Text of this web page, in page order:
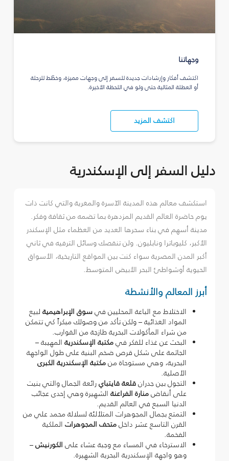
وجهاتنا
اكتشف أفكار وإرشادات جديدة للسفر إلى وجهات مميزة، وخطّط للرحلة
أو العطلة المثالية حتى ولو في اللحظة الأخيرة.
اكتشف المزيد
دليل السفر إلى الإسكندرية
استكشف معالم هذه المدينة الآسرة والمغرية والتي كانت ذات
يوم حاضرة العالم القديم المزدهرة بما تضمه من ثقافة وفكر.
مدينة أسهم في بناء سحرها العديد من العظماء مثل الإسكندر
الأكبر، كليوباترا ونابليون. ولن تنقصك وسائل الترفيه في ثاني
أكبر المدن المصرية سواء كنت بين المواقع التاريخية، الأسواق
الحيوية أوشواطئ البحر الأبيض المتوسط.
أبرز المعالم والأنشطة
الاختلاط مع الباعة المحليين فيسوق الإبراهيميةلبيع
المواد الغذائية – ولكن تأكد من وصولك مبكراً كي تتمكن
من شراء المأكولات البحرية طازجة من القوارب.
البحث عن غذاء للفكر فيمكتبة الإسكندريةالمهيبة –
الجاثمة على شكل قرص ضخم البنية على طول الواجهة
البحرية، وهي مستوحاة منمكتبة الإسكندرية الكبرى
الأصلية.
التجول بين جدرانقلعة قايتبايرائعة الجمال والتي بنيت
على أنقاضمنارة الفراعنةالشهيرة وهي إحدى عجائب
الدنيا السبع في العالم القديم.
التمتع بجمال المجوهرات المتلألئة لسلالة محمد علي من
القرن التاسع عشر داخلمتحف المجوهراتالملكية
الفخمة.
الاسترخاء في المساء مع وجبة عشاء على الكورنيش–
وهو واجهة الإسكندرية البحرية الشهيرة.